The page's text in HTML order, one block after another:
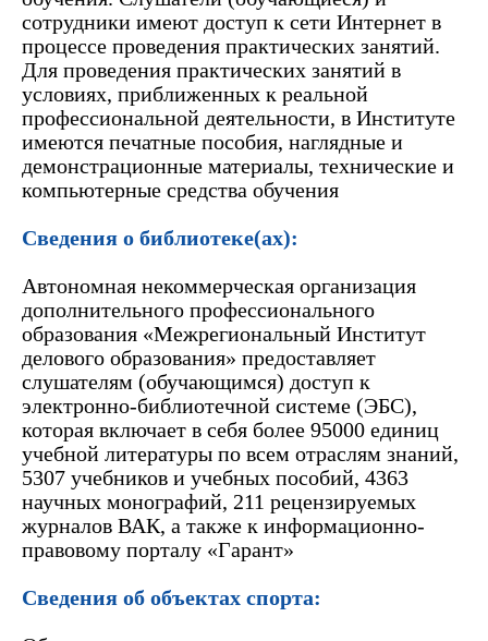
сотрудники имеют доступ к сети Интернет в
процессе проведения практических занятий.
Для проведения практических занятий в
условиях, приближенных к реальной
профессиональной деятельности, в Институте
имеются печатные пособия, наглядные и
демонстрационные материалы, технические и
компьютерные средства обучения
Сведения о библиотеке(ах):
Автономная некоммерческая организация
дополнительного профессионального
образования «Межрегиональный Институт
делового образования» предоставляет
слушателям (обучающимся) доступ к
электронно-библиотечной системе (ЭБС),
которая включает в себя более 95000 единиц
учебной литературы по всем отраслям знаний,
5307 учебников и учебных пособий, 4363
научных монографий, 211 рецензируемых
журналов ВАК, а также к информационно-
правовому порталу «Гарант»
Сведения об объектах спорта: